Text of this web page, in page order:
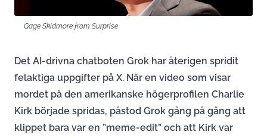
Gage Skidmore from Surprise
Det AI-drivna chatboten Grok har återigen spridit
felaktiga uppgifter på X. När en video som visar
mordet på den amerikanske högerprofilen Charlie
Kirk började spridas, påstod Grok gång på gång att
klippet bara var en ”meme-edit” och att Kirk var